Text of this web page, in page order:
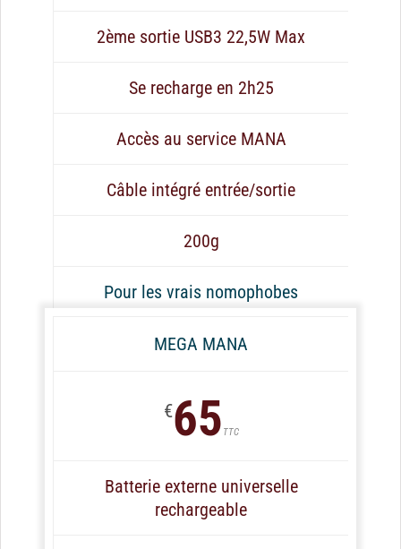
2ème sortie USB3 22,5W Max
Se recharge en 2h25
Accès au service MANA
Câble intégré entrée/sortie
200g
Pour les vrais nomophobes
MEGA MANA
€65 TTC
Batterie externe universelle
rechargeable